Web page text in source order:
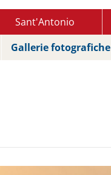
Sant'Antonio
Gallerie fotografiche